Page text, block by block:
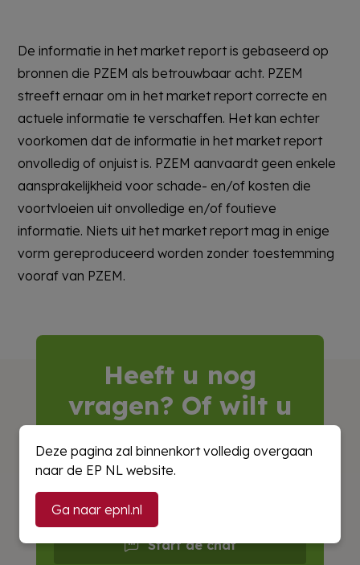
De informatie in het market report is gebaseerd op
bronnen die PZEM als betrouwbaar acht. PZEM
streeft ernaar om in het market report correcte en
actuele informatie te verschaffen. Het kan echter
voorkomen dat de informatie in het market report
onvolledig of onjuist is. PZEM aanvaardt geen enkele
aansprakelijkheid voor schade- en/of kosten die
voortvloeien uit onvolledige en/of foutieve
informatie. Niets uit het market report mag in enige
vorm gereproduceerd worden zonder toestemming
vooraf van PZEM.
Heeft u nog
vragen? Of wilt u
advies?
Wij zijn op werkdagen
08:00 tot 17:00 uur
Start de chat
Deze pagina zal binnenkort volledig overgaan
naar de EP NL website.
Ga naar epnl.nl